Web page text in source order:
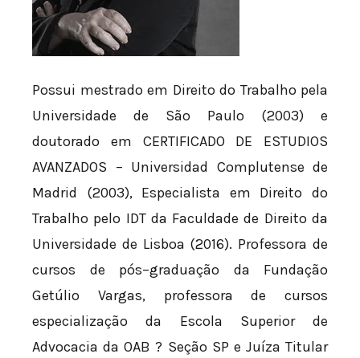
Possui mestrado em Direito do Trabalho pela
Universidade de São Paulo (2003) e
doutorado em CERTIFICADO DE ESTUDIOS
AVANZADOS – Universidad Complutense de
Madrid (2003), Especialista em Direito do
Trabalho pelo IDT da Faculdade de Direito da
Universidade de Lisboa (2016). Professora de
cursos de pós–graduação da Fundação
Getúlio Vargas, professora de cursos
especialização da Escola Superior de
Advocacia da OAB ? Seção SP e Juíza Titular